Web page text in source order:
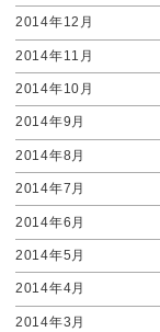
2014年12月
2014年11月
2014年10月
2014年9月
2014年8月
2014年7月
2014年6月
2014年5月
2014年4月
2014年3月